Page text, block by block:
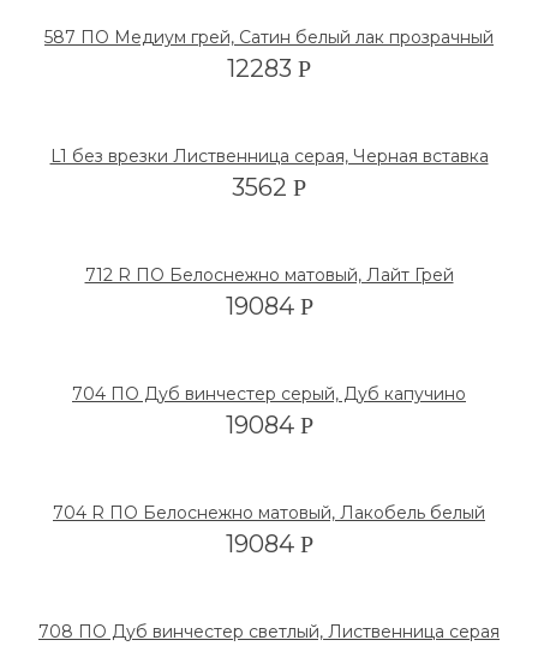
587 ПО Медиум грей, Сатин белый лак прозрачный
12283 Р
L1 без врезки Лиственница серая, Черная вставка
3562 Р
712 R ПО Белоснежно матовый, Лайт Грей
19084 Р
704 ПО Дуб винчестер серый, Дуб капучино
19084 Р
704 R ПО Белоснежно матовый, Лакобель белый
19084 Р
708 ПО Дуб винчестер светлый, Лиственница серая